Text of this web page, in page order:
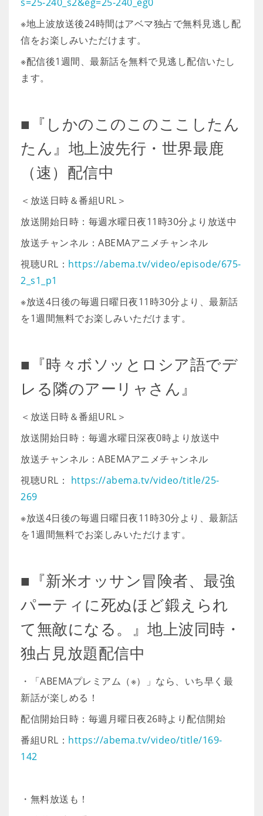
※地上波放送後24時間はアベマ独占で無料見逃し配
信をお楽しみいただけます。
※配信後1週間、最新話を無料で見逃し配信いたし
ます。
■『しかのこのこのここしたん
たん』地上波先行・世界最鹿
（速）配信中
＜放送日時＆番組URL＞
放送開始日時：毎週水曜日夜11時30分より放送中
放送チャンネル：ABEMAアニメチャンネル
視聴URL： https://abema.tv/video/episode/675-
2_s1_p1
※放送4日後の毎週日曜日夜11時30分より、最新話
を1週間無料でお楽しみいただけます。
■『時々ボソッとロシア語でデ
レる隣のアーリャさん』
＜放送日時＆番組URL＞
放送開始日時：毎週水曜日深夜0時より放送中
放送チャンネル：ABEMAアニメチャンネル
視聴URL： https://abema.tv/video/title/25-
269
※放送4日後の毎週日曜日夜11時30分より、最新話
を1週間無料でお楽しみいただけます。
■『新米オッサン冒険者、最強
パーティに死ぬほど鍛えられ
て無敵になる。』地上波同時・
独占見放題配信中
・「ABEMAプレミアム（※）」なら、いち早く最
新話が楽しめる！
配信開始日時：毎週月曜日夜26時より配信開始
番組URL： https://abema.tv/video/title/169-
142
・無料放送も！